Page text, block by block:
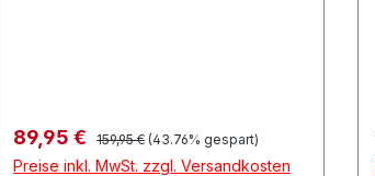
Verkaufspreis:
89,95 € Regulärer Preis:
159,95 € (43.76% gespart)
Preise inkl. MwSt. zzgl. Versandkosten